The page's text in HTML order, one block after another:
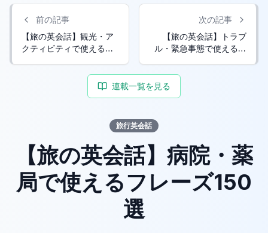
前の記事
【旅の英会話】観光・ア
クティビティで使えるフ
次の記事
【旅の英会話】トラブ
ル・緊急事態で使えるフ
連載一覧を見る
旅行英会話
【旅の英会話】病院・薬
局で使えるフレーズ150
選